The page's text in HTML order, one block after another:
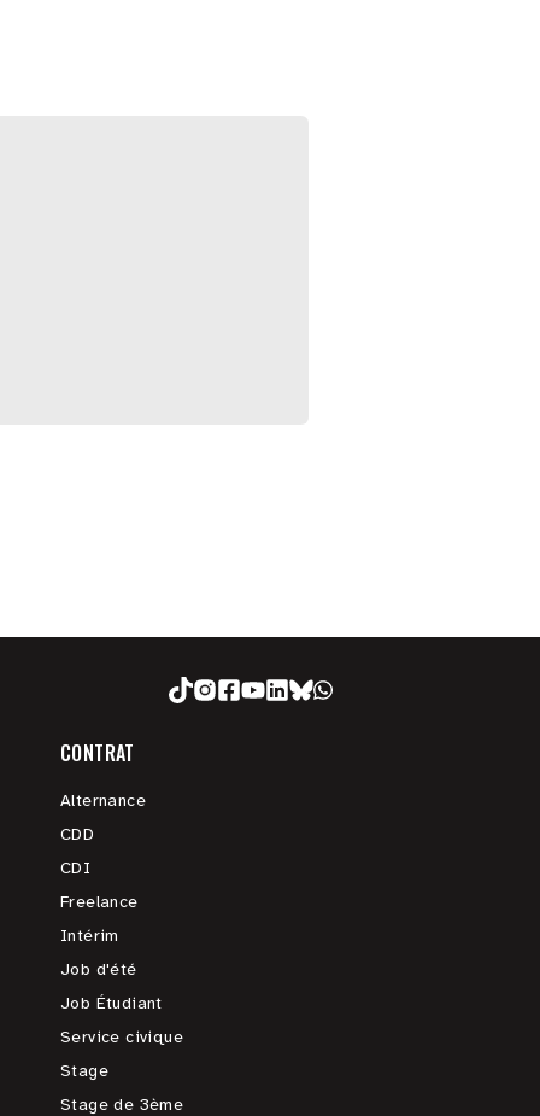
CONTRAT
Alternance
CDD
CDI
Freelance
Intérim
Job d'été
Job Étudiant
Service civique
Stage
Stage de 3ème